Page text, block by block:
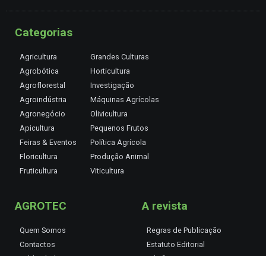
Categorias
Agricultura
Agrobótica
Agroflorestal
Agroindústria
Agronegócio
Apicultura
Feiras & Eventos
Floricultura
Fruticultura
Grandes Culturas
Horticultura
Investigação
Máquinas Agrícolas
Olivicultura
Pequenos Frutos
Política Agrícola
Produção Animal
Viticultura
AGROTEC
Quem Somos
Contactos
A revista
Regras de Publicação
Estatuto Editorial